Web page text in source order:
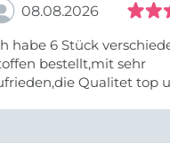
08.08.2026
habe 6 Stück
bestellt,mit sehr
Qualitet top